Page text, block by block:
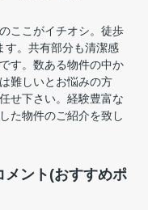
ここがイチオシ。徒歩
す。共有部分も清潔感
す。数ある物件の中か
難しいとお悩みの方
せ下さい。経験豊富な
た物件のご紹介を致し
メント(おすすめポ